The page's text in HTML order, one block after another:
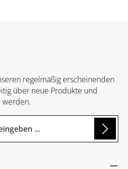
regelmäßig erscheinenden
über neue Produkte und
werden.
markierten Felder sind